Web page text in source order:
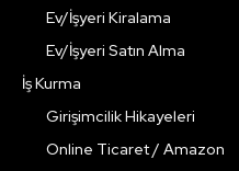
Ev/İşyeri Kiralama
Ev/İşyeri Satın Alma
İş Kurma
Girişimcilik Hikayeleri
Online Ticaret / Amazon